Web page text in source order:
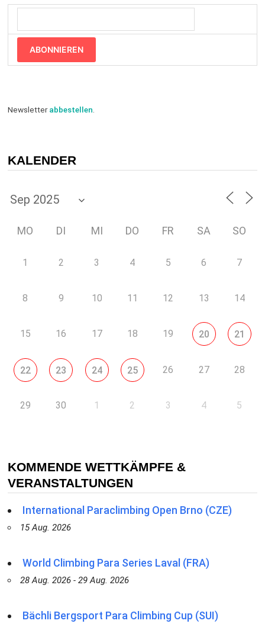
ABONNIEREN
Newsletterabbestellen.
KALENDER
MO DI MI DO FR SA SO
1 2 3 4 5 6 7
8 9 10 11 12 13 14
15 16 17 18 19 20 21
22 23 24 25 26 27 28
29 30 1 2 3 4 5
KOMMENDE WETTKÄMPFE &
VERANSTALTUNGEN
International Paraclimbing Open Brno (CZE)
15 Aug. 2026
World Climbing Para Series Laval (FRA)
28 Aug. 2026 - 29 Aug. 2026
Bächli Bergsport Para Climbing Cup (SUI)